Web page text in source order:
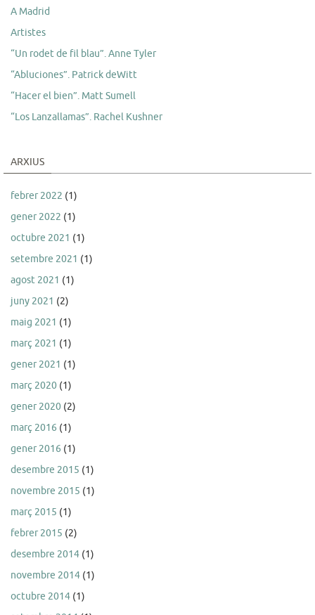
A Madrid
Artistes
“Un rodet de fil blau”. Anne Tyler
“Abluciones”. Patrick deWitt
“Hacer el bien”. Matt Sumell
“Los Lanzallamas”. Rachel Kushner
ARXIUS
febrer 2022 (1)
gener 2022 (1)
octubre 2021 (1)
setembre 2021 (1)
agost 2021 (1)
juny 2021 (2)
maig 2021 (1)
març 2021 (1)
gener 2021 (1)
març 2020 (1)
gener 2020 (2)
març 2016 (1)
gener 2016 (1)
desembre 2015 (1)
novembre 2015 (1)
març 2015 (1)
febrer 2015 (2)
desembre 2014 (1)
novembre 2014 (1)
octubre 2014 (1)